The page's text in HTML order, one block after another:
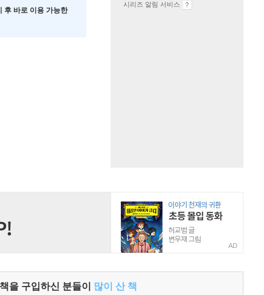
후 바로 이용 가능한
시리즈 알림 서비스
AD
을 구입하신 분들이 많이 산 책